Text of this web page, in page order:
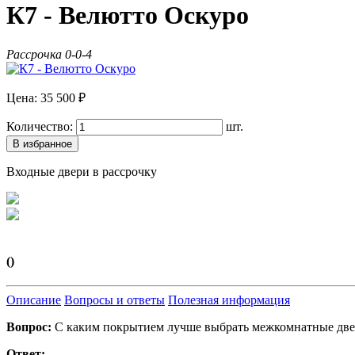
К7 - Велютто Оскуро
Рассрочка 0-0-4
Цена: 35 500 ₽
Количество: шт.
В избранное
Входные двери в рассрочку
()
Описание Вопросы и ответы Полезная информация
Вопрос: С каким покрытием лучше выбрать межкомнатные